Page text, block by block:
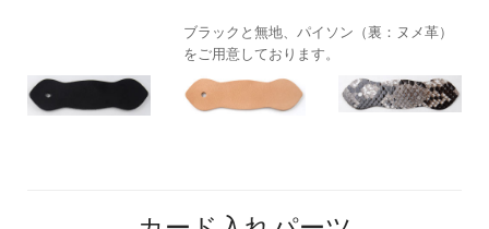
ブラックと無地、パイソン（裏：ヌメ革）
をご用意しております。